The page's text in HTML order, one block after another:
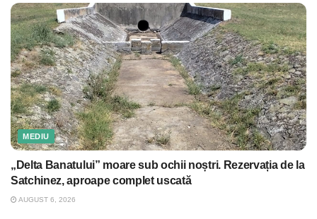
MEDIU
„Delta Banatului” moare sub ochii noștri. Rezervația de la
Satchinez, aproape complet uscată
AUGUST 6, 2026